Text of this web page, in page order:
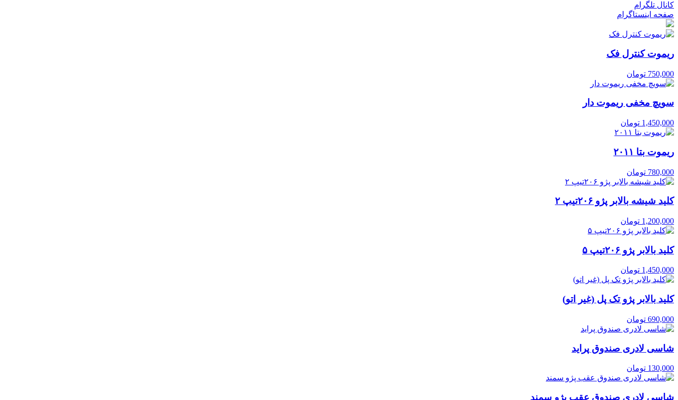
کانال تلگرام
صفحه اینستاگرام
ریموت کنترل فک
750,000 تومان
سویچ مخفی ریموت دار
1,450,000 تومان
ریموت بتا ۲۰۱۱
780,000 تومان
کلید شیشه بالابر پژو ۲۰۶تیپ ۲
1,200,000 تومان
کلید بالابر پژو ۲۰۶تیپ ۵
1,450,000 تومان
کلید بالابر پژو تک پل (غیر اتو)
690,000 تومان
شاسی لادری صندوق پراید
130,000 تومان
شاسی لادری صندوق عقب پژو سمند